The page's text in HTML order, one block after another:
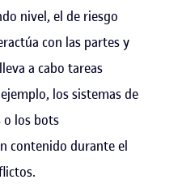
nivel, el de riesgo
con las partes y
a cabo tareas
los sistemas de
o los bots
contenido durante el